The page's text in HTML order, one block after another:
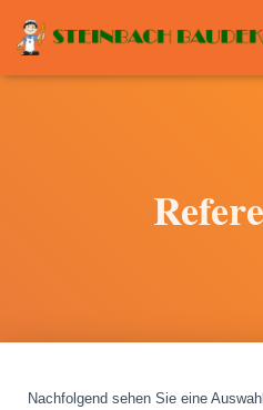
Nachfolgend sehen Sie eine